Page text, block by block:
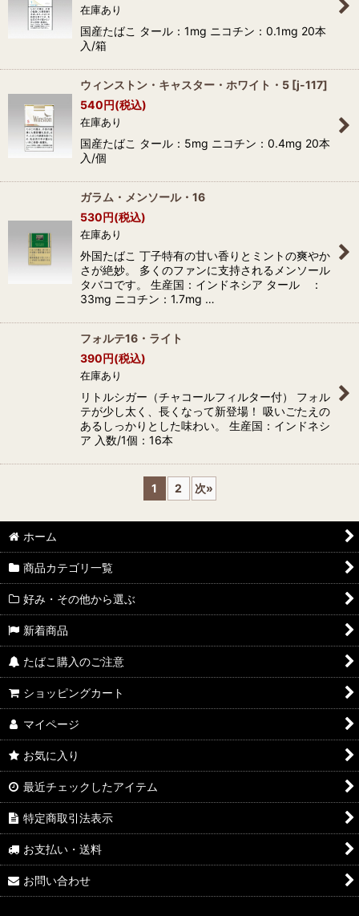
在庫あり
国産たばこ タール：1mg ニコチン：0.1mg 20本
入/箱
ウィンストン・キャスター・ホワイト・5 [j-117]
540円(税込)
在庫あり
国産たばこ タール：5mg ニコチン：0.4mg 20本
入/個
ガラム・メンソール・16
530円(税込)
在庫あり
外国たばこ 丁子特有の甘い香りとミントの爽やか
さが絶妙。 多くのファンに支持されるメンソール
タバコです。 生産国：インドネシア タール ：
33mg ニコチン：1.7mg …
フォルテ16・ライト
390円(税込)
在庫あり
リトルシガー（チャコールフィルター付） フォル
テが少し太く、長くなって新登場！ 吸いごたえの
あるしっかりとした味わい。 生産国：インドネシ
ア 入数/1個：16本
1 2 次»
ホーム
商品カテゴリ一覧
好み・その他から選ぶ
新着商品
たばこ購入のご注意
ショッピングカート
マイページ
お気に入り
最近チェックしたアイテム
特定商取引法表示
お支払い・送料
お問い合わせ